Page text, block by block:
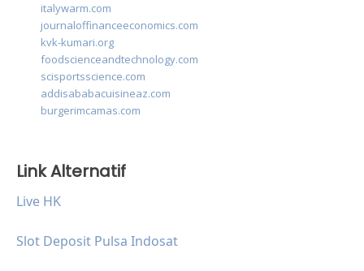
italywarm.com
journaloffinanceeconomics.com
kvk-kumari.org
foodscienceandtechnology.com
scisportsscience.com
addisababacuisineaz.com
burgerimcamas.com
Link Alternatif
Live HK
Slot Deposit Pulsa Indosat